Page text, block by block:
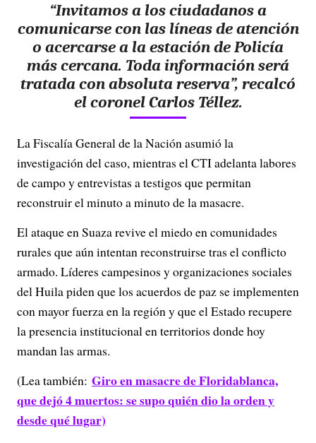
“Invitamos a los ciudadanos a
comunicarse con las líneas de atención
o acercarse a la estación de Policía
más cercana. Toda información será
tratada con absoluta reserva”, recalcó
el coronel Carlos Téllez.
La Fiscalía General de la Nación asumió la
investigación del caso, mientras el CTI adelanta labores
de campo y entrevistas a testigos que permitan
reconstruir el minuto a minuto de la masacre.
El ataque en Suaza revive el miedo en comunidades
rurales que aún intentan reconstruirse tras el conflicto
armado. Líderes campesinos y organizaciones sociales
del Huila piden que los acuerdos de paz se implementen
con mayor fuerza en la región y que el Estado recupere
la presencia institucional en territorios donde hoy
mandan las armas.
(Lea también: Giro en masacre de Floridablanca,
que dejó 4 muertos: se supo quién dio la orden y
desde qué lugar)